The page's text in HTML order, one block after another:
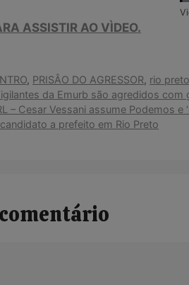
ASSISTIR AO VÌDEO.
, PRISÂO DO AGRESSOR, rio preto
da Emurb são agredidos
– Cesar Vessani assume Podemos
a prefeito em Rio Preto